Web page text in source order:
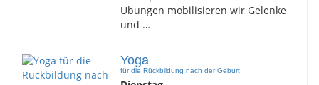
Übungen mobilisieren wir Gelenke
und …
Yoga
für die Rückbildung nach der Geburt